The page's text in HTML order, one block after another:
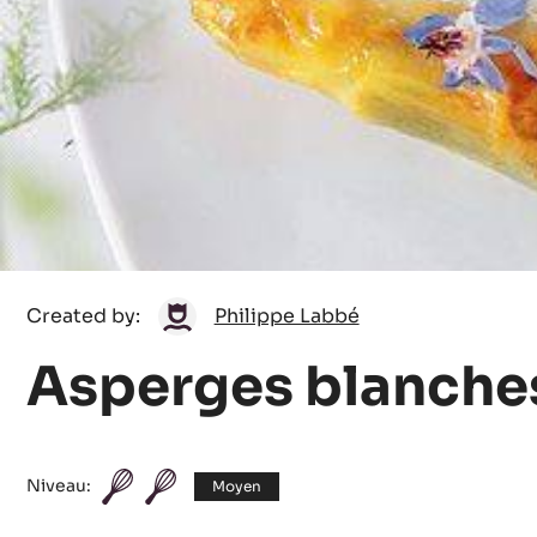
Created by:
PhilippePhilippe Labbé
Asperges